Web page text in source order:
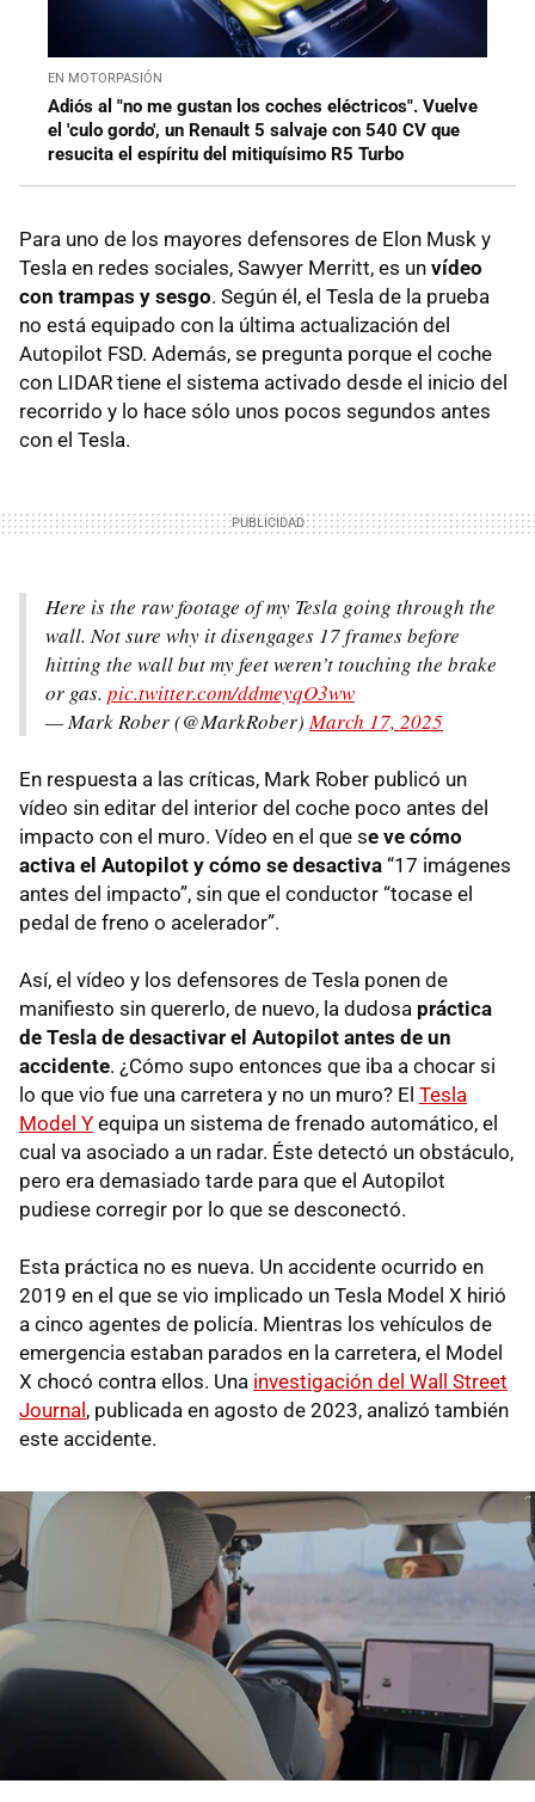
EN MOTORPASIÓN
Adiós al "no me gustan los coches eléctricos". Vuelve
el 'culo gordo', un Renault 5 salvaje con 540 CV que
resucita el espíritu del mitiquísimo R5 Turbo
Para uno de los mayores defensores de Elon Musk y
Tesla en redes sociales, Sawyer Merritt, es un vídeo
con trampas y sesgo. Según él, el Tesla de la prueba
no está equipado con la última actualización del
Autopilot FSD. Además, se pregunta porque el coche
con LIDAR tiene el sistema activado desde el inicio del
recorrido y lo hace sólo unos pocos segundos antes
con el Tesla.
Here is the raw footage of my Tesla going through the
wall. Not sure why it disengages 17 frames before
hitting the wall but my feet weren’t touching the brake
or gas. pic.twitter.com/ddmeyqO3ww
— Mark Rober (@MarkRober)March 17, 2025
En respuesta a las críticas, Mark Rober publicó un
vídeo sin editar del interior del coche poco antes del
impacto con el muro. Vídeo en el que se ve cómo
activa el Autopilot y cómo se desactiva “17 imágenes
antes del impacto”, sin que el conductor “tocase el
pedal de freno o acelerador”.
Así, el vídeo y los defensores de Tesla ponen de
manifiesto sin quererlo, de nuevo, la dudosa práctica
de Tesla de desactivar el Autopilot antes de un
accidente. ¿Cómo supo entonces que iba a chocar si
lo que vio fue una carretera y no un muro? El Tesla
Model Y equipa un sistema de frenado automático, el
cual va asociado a un radar. Éste detectó un obstáculo,
pero era demasiado tarde para que el Autopilot
pudiese corregir por lo que se desconectó.
Esta práctica no es nueva. Un accidente ocurrido en
2019 en el que se vio implicado un Tesla Model X hirió
a cinco agentes de policía. Mientras los vehículos de
emergencia estaban parados en la carretera, el Model
X chocó contra ellos. Una investigación del Wall Street
Journal, publicada en agosto de 2023, analizó también
este accidente.